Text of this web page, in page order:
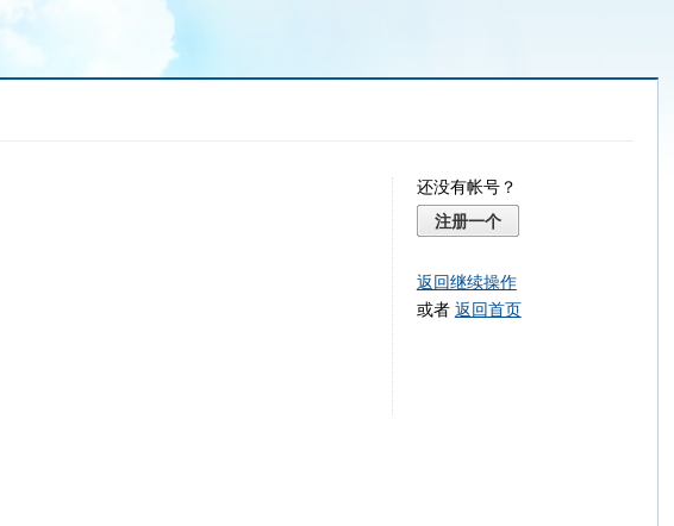
还没有帐号？
注册一个
返回继续操作
或者 返回首页